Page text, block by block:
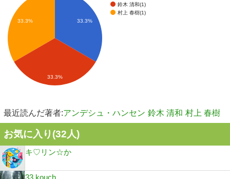
鈴木 清和(1)
村上 春樹(1)
33.3%
33.3%
33.3%
最近読んだ著者:アンデシュ・ハンセン 鈴木 清和 村上 春樹
お気に入り(32人)
キ♡リン☆か